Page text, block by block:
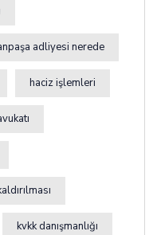
adliyesi nerede
haciz işlemleri
kvkk danışmanlığı